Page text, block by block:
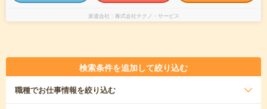
派遣会社 株式会社テクノ・サービス
検索条件を追加して絞り込む
職種でお仕事情報を絞り込む